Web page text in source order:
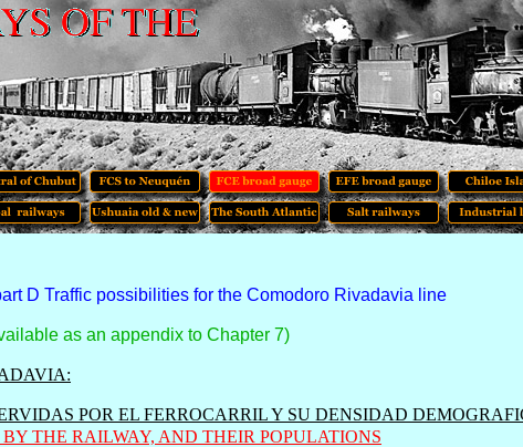
D Traffic possibilities for the Comodoro Rivadavia line
as an appendix to Chapter 7)
POR EL FERROCARRIL Y SU DENSIDAD
THE RAILWAY, AND THEIR POPULATIONS